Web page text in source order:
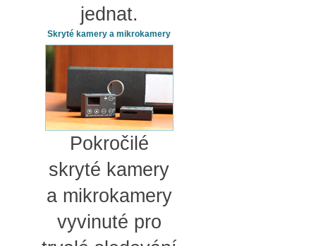
jednat.
Skryté kamery a mikrokamery
Pokročilé
skryté kamery
a mikrokamery
vyvinuté pro